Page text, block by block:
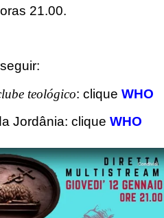
21.00.
teológico: clique WHO
Jordânia: clique WHO